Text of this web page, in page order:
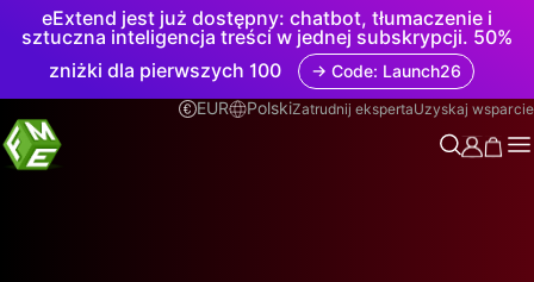
eExtend jest już dostępny: chatbot, tłumaczenie i
sztuczna inteligencja treści w jednej subskrypcji. 50%
zniżki dla pierwszych 100
→ Code: Launch26
EUR
PolskiZatrudnij ekspertaUzyskaj wsparcie